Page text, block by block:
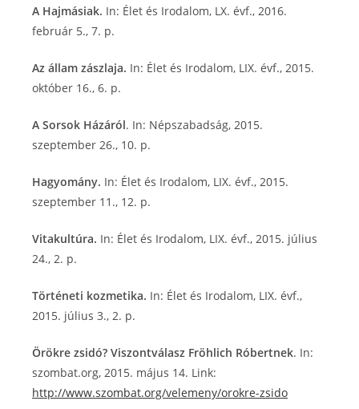
A Hajmásiak. In: Élet és Irodalom, LX. évf., 2016.
február 5., 7. p.
Az állam zászlaja. In: Élet és Irodalom, LIX. évf., 2015.
október 16., 6. p.
A Sorsok Házáról. In: Népszabadság, 2015.
szeptember 26., 10. p.
Hagyomány. In: Élet és Irodalom, LIX. évf., 2015.
szeptember 11., 12. p.
Vitakultúra. In: Élet és Irodalom, LIX. évf., 2015. július
24., 2. p.
Történeti kozmetika. In: Élet és Irodalom, LIX. évf.,
2015. július 3., 2. p.
Örökre zsidó? Viszontválasz Fröhlich Róbertnek. In:
szombat.org, 2015. május 14. Link:
http://www.szombat.org/velemeny/orokre-zsido